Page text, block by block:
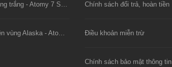
Mặt nạ lụa tơ tằm dưỡng trắng - Atomy 7 Solutions Gel Mask
Viên dầu cá hồi tự nhiên vùng Alaska - Atomy Alaska E-Omega 3
Chính sách đổi trả, hoàn tiền
Điều khoản miễn trừ
Chính sách bảo mật thông tin